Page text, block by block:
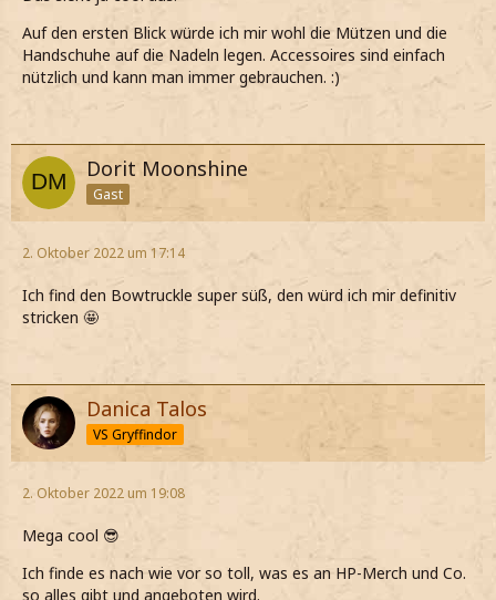
Auf den ersten Blick würde ich mir wohl die Mützen und die
Handschuhe auf die Nadeln legen. Accessoires sind einfach
nützlich und kann man immer gebrauchen. :)
Dorit Moonshine
Gast
2. Oktober 2022 um 17:14
Ich find den Bowtruckle super süß, den würd ich mir definitiv
stricken 🤩
Danica Talos
VS Gryffindor
2. Oktober 2022 um 19:08
Mega cool 😎
Ich finde es nach wie vor so toll, was es an HP-Merch und Co.
so alles gibt und angeboten wird.